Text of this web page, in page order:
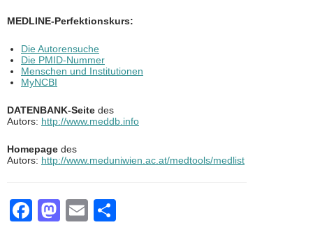
MEDLINE-Perfektionskurs:
Die Autorensuche
Die PMID-Nummer
Menschen und Institutionen
MyNCBI
DATENBANK-Seite des
Autors: http://www.meddb.info
Homepage des
Autors: http://www.meduniwien.ac.at/medtools/medlist
F
M
E